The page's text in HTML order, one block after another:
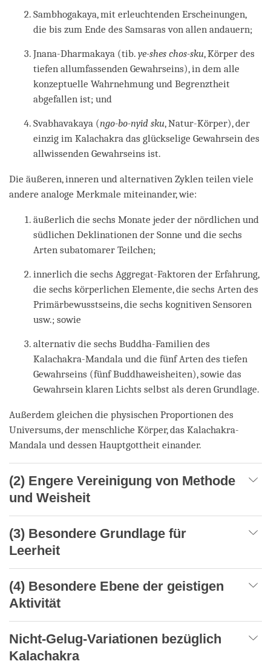
Sambhogakaya, mit erleuchtenden Erscheinungen,
die bis zum Ende des Samsaras von allen andauern;
Jnana-Dharmakaya (tib.ye-shes chos-sku, Körper des
tiefen allumfassenden Gewahrseins), in dem alle
konzeptuelle Wahrnehmung und Begrenztheit
abgefallen ist; und
Svabhavakaya (ngo-bo-nyid sku, Natur-Körper), der
einzig im Kalachakra das glückselige Gewahrsein des
allwissenden Gewahrseins ist.
Die äußeren, inneren und alternativen Zyklen teilen viele
andere analoge Merkmale miteinander, wie:
äußerlich die sechs Monate jeder der nördlichen und
südlichen Deklinationen der Sonne und die sechs
Arten subatomarer Teilchen;
innerlich die sechs Aggregat-Faktoren der Erfahrung,
die sechs körperlichen Elemente, die sechs Arten des
Primärbewusstseins, die sechs kognitiven Sensoren
usw.; sowie
alternativ die sechs Buddha-Familien des
Kalachakra-Mandala und die fünf Arten des tiefen
Gewahrseins (fünf Buddhaweisheiten), sowie das
Gewahrsein klaren Lichts selbst als deren Grundlage.
Außerdem gleichen die physischen Proportionen des
Universums, der menschliche Körper, das Kalachakra-
Mandala und dessen Hauptgottheit einander.
(2) Engere Vereinigung von Methode
und Weisheit
(3) Besondere Grundlage für
Leerheit
(4) Besondere Ebene der geistigen
Aktivität
Nicht-Gelug-Variationen bezüglich
Kalachakra